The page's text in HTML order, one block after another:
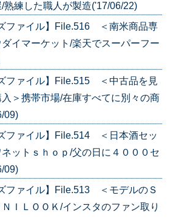
熟練した職人が製造('17/06/22)
ファイル】File.516 ＜南米商品専
イマーケット/楽天でスーパーフー
ファイル】File.515 ＜中古品を見
＞携帯市場/在庫すべてに別々の商
09)
ファイル】File.514 ＜日本酒セッ
ネットｓｈｏｐ/父の日に４０００セ
09)
ファイル】File.513 ＜モデルのＳ
ＩＬＯＯＫ/インスタのファン取り